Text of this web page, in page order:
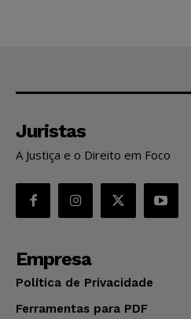
Juristas
A Justiça e o Direito em Foco
Empresa
Política de Privacidade
Ferramentas para PDF